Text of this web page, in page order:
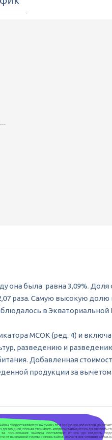
она была равна 3,09%.
раза. Самую высокую
в Экваториальной
МСОК (ред. 4) и
разведению и
Добавленная
продукции за